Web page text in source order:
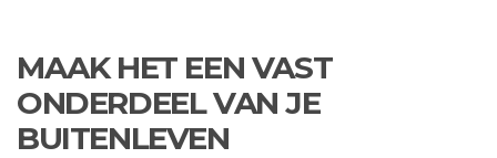
MAAK HET EEN VAST
ONDERDEEL VAN JE
BUITENLEVEN